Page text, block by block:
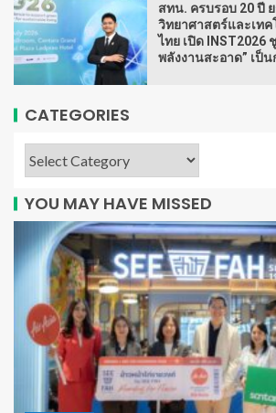
สทน. ครบรอบ 20 ปี
วิทยาศาสตร์และเท
ไทย เปิด INST2026
พลังงานสะอาด” เป็
CATEGORIES
YOU MAY HAVE MISSED